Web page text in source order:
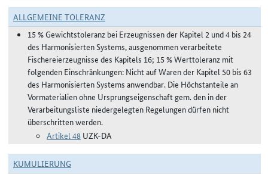
ALLGEMEINE TOLERANZ
15 % Gewichtstoleranz bei Erzeugnissen der Kapitel 2 und 4 bis 24
des Harmonisierten Systems, ausgenommen verarbeitete
Fischereierzeugnisse des Kapitels 16; 15 % Werttoleranz mit
folgenden Einschränkungen: Nicht auf Waren der Kapitel 50 bis 63
des Harmonisierten Systems anwendbar. Die Höchstanteile an
Vormaterialien ohne Ursprungseigenschaft gem. den in der
Verarbeitungsliste niedergelegten Regelungen dürfen nicht
überschritten werden.
Artikel 48 UZK-DA
KUMULIERUNG